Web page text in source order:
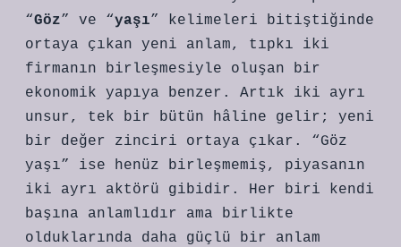
“Göz” ve “yaşı” kelimeleri bitiştiğinde
ortaya çıkan yeni anlam, tıpkı iki
firmanın birleşmesiyle oluşan bir
ekonomik yapıya benzer. Artık iki ayrı
unsur, tek bir bütün hâline gelir; yeni
bir değer zinciri ortaya çıkar. “Göz
yaşı” ise henüz birleşmemiş, piyasanın
iki ayrı aktörü gibidir. Her biri kendi
başına anlamlıdır ama birlikte
olduklarında daha güçlü bir anlam